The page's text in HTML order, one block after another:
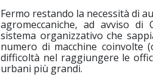
Fermo restando la necessità di
agromeccaniche, ad avviso di
sistema organizzativo che
numero di macchine coinvolte
difficoltà nel raggiungere le
urbani più grandi.